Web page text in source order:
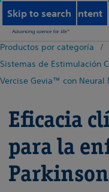
Skip to main content
Skip to search
Productos por categoría
Sistemas de Estimulación
Vercise Gevia™ con Neural
Eficacia
para la
Parkinson